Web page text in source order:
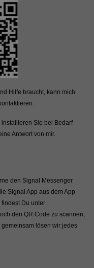
Hilfe braucht, kann mich
Sie bei Bedarf
Antwort von mir.
den Signal Messenger
Signal App aus dem App
Du unter
den QR Code zu scannen,
lösen wir jedes